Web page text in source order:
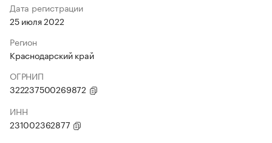
Дата регистрации
25 июля 2022
Регион
Краснодарский край
ОГРНИП
322237500269872
ИНН
231002362877